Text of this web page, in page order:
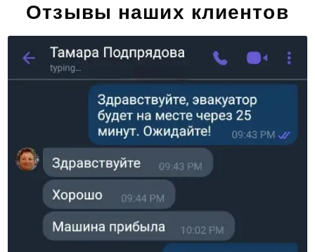
Отзывы наших клиентов